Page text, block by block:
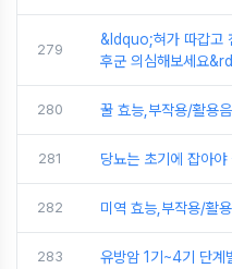
279
&ldquo;혀가 따갑고
후군 의심해보세요
280 꿀 효능,부작용/활용
281 당뇨는 초기에 잡아야
282 미역 효능,부작용/활
283 유방암 1기~4기 단계